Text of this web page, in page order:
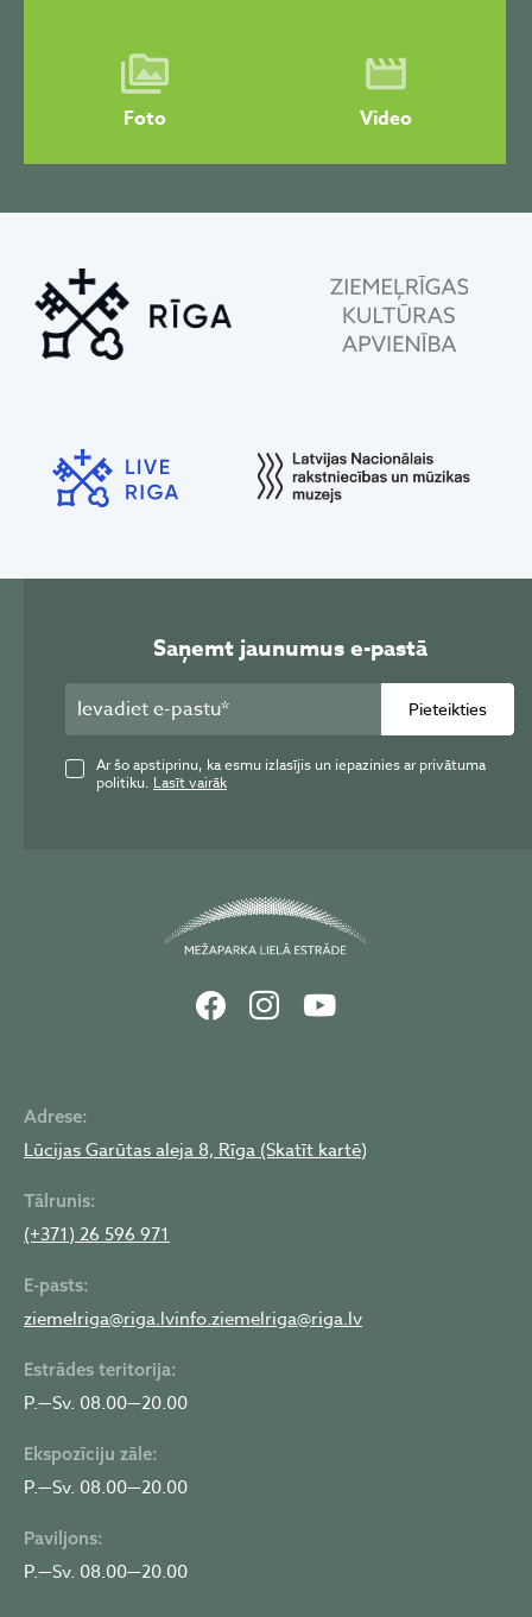
Foto Video
Adrese:
Lūcijas Garūtas aleja 8, Rīga (Skatīt kartē)
Tālrunis:
(+371) 26 596 971
E-pasts:
ziemelriga@riga.lvinfo.ziemelriga@riga.lv
Estrādes teritorija:
P.—Sv. 08.00—20.00
Ekspozīciju zāle:
P.—Sv. 08.00—20.00
Paviljons:
P.—Sv. 08.00—20.00
Saņemt jaunumus e-pastā
Pieteikties
Ar šo apstiprinu, ka esmu izlasījis un iepazinies ar privātuma
politiku. Lasīt vairāk